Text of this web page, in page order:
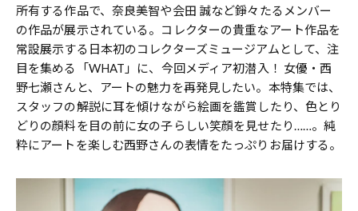
所有する作品で、奈良美智や会田 誠など錚々たるメンバー
の作品が展示されている。コレクターの貴重なアート作品を
常設展示する日本初のコレクターズミュージアムとして、注
目を集める「WHAT」に、今回メディア初潜入！ 女優・西
野七瀬さんと、アートの魅力を再発見したい。本特集では、
スタッフの解説に耳を傾けながら絵画を鑑賞したり、色とり
どりの顔料を目の前に女の子らしい笑顔を見せたり……。純
粋にアートを楽しむ西野さんの表情をたっぷりお届けする。